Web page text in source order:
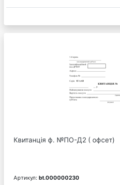
Квитанція ф. №ПО-Д2 ( офсет)
Артикул: bt.000000230